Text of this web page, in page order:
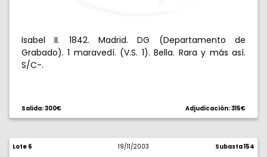
Isabel II. 1842. Madrid. DG (Departamento de
Grabado). 1 maravedí. (V.S. 1). Bella. Rara y más así.
S/C-.
Salida: 300€ Adjudicación: 315€
Lote 6 19/11/2003 Subasta 154